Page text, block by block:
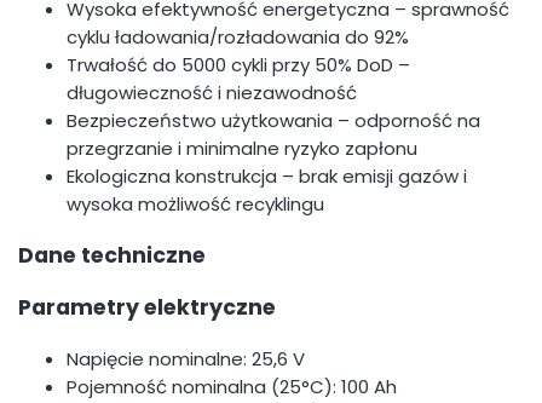
Wysoka efektywność energetyczna – sprawność
cyklu ładowania/rozładowania do 92%
Trwałość do 5000 cykli przy 50% DoD –
długowieczność i niezawodność
Bezpieczeństwo użytkowania – odporność na
przegrzanie i minimalne ryzyko zapłonu
Ekologiczna konstrukcja – brak emisji gazów i
wysoka możliwość recyklingu
Dane techniczne
Parametry elektryczne
Napięcie nominalne: 25,6 V
Pojemność nominalna (25°C): 100 Ah